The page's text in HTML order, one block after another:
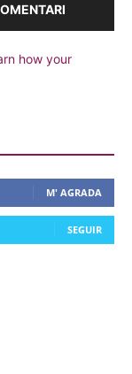
how your
M' AGRADA
SEGUIR